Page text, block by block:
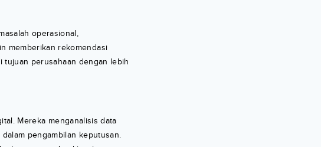
operasional,
memberikan rekomendasi
perusahaan dengan lebih
Mereka menganalisis data
pengambilan keputusan.